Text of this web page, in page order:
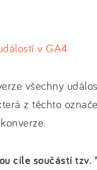
v GA4
všechny
z těchto
cíle součástí tzv.